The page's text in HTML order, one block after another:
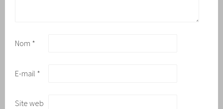
Nom *
E-mail *
Site web